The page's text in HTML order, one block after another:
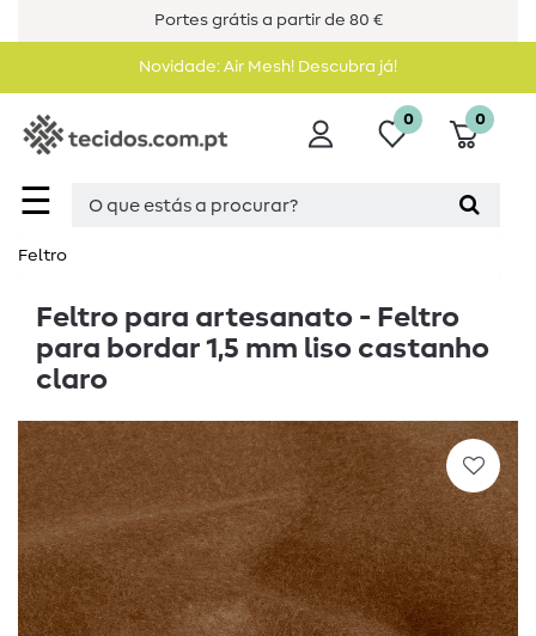
Portes grátis a partir de 80 €
Novidade: Air Mesh! Descubra já!
☰
0 0
Feltro
Feltro para artesanato - Feltro
para bordar 1,5 mm liso castanho
claro